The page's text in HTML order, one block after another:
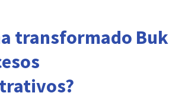
transformado Buk